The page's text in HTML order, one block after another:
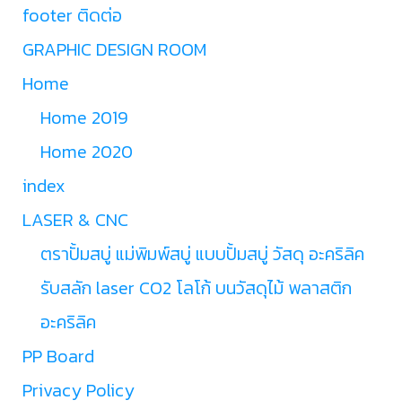
footer ติดต่อ
GRAPHIC DESIGN ROOM
Home
Home 2019
Home 2020
index
LASER & CNC
ตราปั้มสบู่ แม่พิมพ์สบู่ แบบปั้มสบู่ วัสดุ อะคริลิค
รับสลัก laser CO2 โลโก้ บนวัสดุไม้ พลาสติก
อะคริลิค
PP Board
Privacy Policy